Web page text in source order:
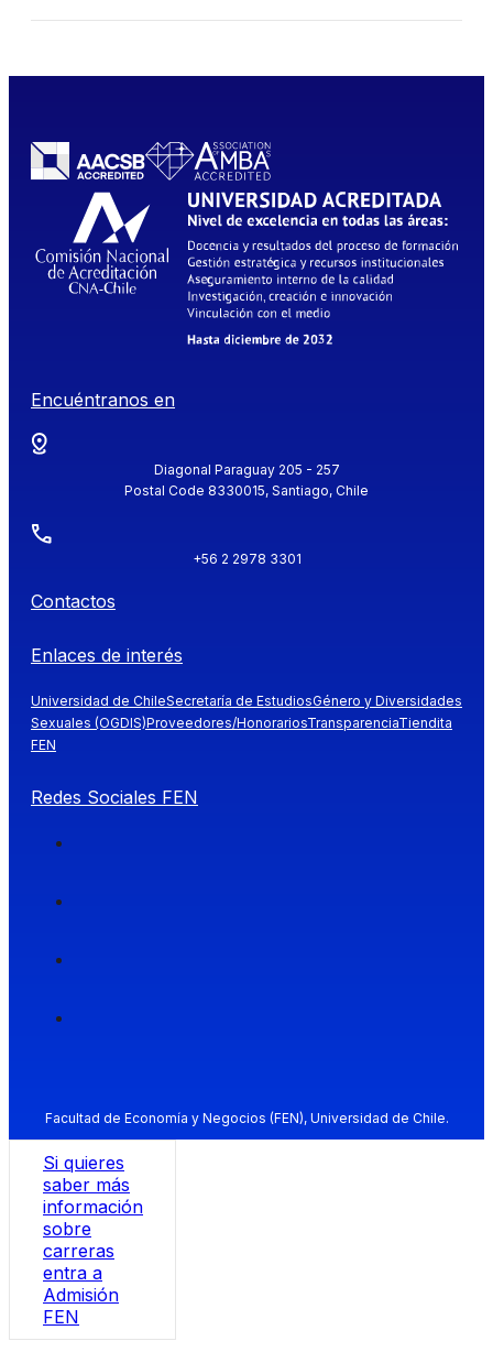
Encuéntranos en
Diagonal Paraguay 205 - 257
Postal Code 8330015, Santiago, Chile
+56 2 2978 3301
Contactos
Enlaces de interés
Universidad de ChileSecretaría de EstudiosGénero y Diversidades
Sexuales (OGDIS)Proveedores/HonorariosTransparenciaTiendita
FEN
Redes Sociales FEN
Facultad de Economía y Negocios (FEN), Universidad de Chile.
Si quieres
saber más
información
sobre
carreras
entra a
Admisión
FEN